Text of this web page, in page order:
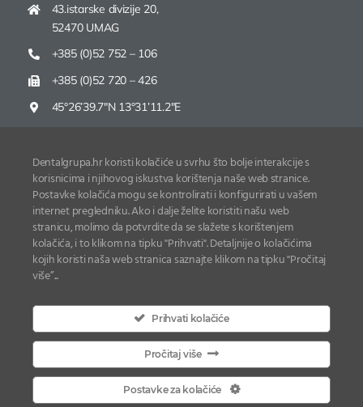
43.istarske divizije 20,
52470 UMAG
+385 (0)52 752 – 106
+385 (0)52 720 – 426
45°26’39.7″N 13°31’11.2″E
Zaštita osobnih podataka
Izjava o korištenju Kolačića
Izjava o pristupačnosti
© Copyright Dentalgrupa d.o.o. | All Rights Reserved |
Powered byStudio Web Art
Dentalgrupa.hr koristi kolačiće u svrhu što bolje interakcije s
korisnicima i njihovog iskustva korištenja naše web stranice.
Postavke kolačića mogu se kontrolirati i konfigurirati u vašem
internet pregledniku. Ako i dalje želite koristiti našu web
stranicu, molimo da potvrdite da se slažete s korištenjem
kolačića, i to klikom na tipku "Prihvati". Detaljnije o kolačićima
kojih koristi naša web stranica saznajte klikom na tipku "Pročitaj
više”...
Prihvati kolačiće
Pročitaj više
Postavke za kolačiće